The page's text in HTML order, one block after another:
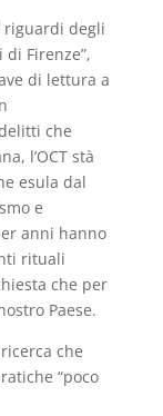
riguardi degli
Firenze”,
di lettura a
che
l’OCT stà
esula dal
e
anni hanno
rituali
che per
Paese.
che
“poco